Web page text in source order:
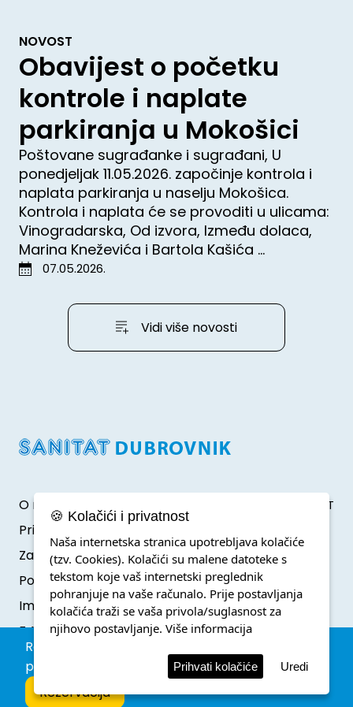
Rezervacija parkinga unutar zone posebnog
prometnog režima.
Rezervacija
NOVOST
Obavijest o početku
kontrole i naplate
parkiranja u Mokošici
Poštovane sugrađanke i sugrađani, U
ponedjeljak 11.05.2026. započinje kontrola i
naplata parkiranja u naselju Mokošica.
Kontrola i naplata će se provoditi u ulicama:
Vinogradarska, Od izvora, Između dolaca,
Marina Kneževića i Bartola Kašića ...
07.05.2026.
Vidi više novosti
O nama
Pristup informacijama
Zaštita osobnih podataka
Politika o kolačićima
Impressum
F.A.Q.
Developed by Klik IT
🍪 Kolačići i privatnost
Naša internetska stranica upotrebljava kolačiće
(tzv. Cookies). Kolačići su malene datoteke s
tekstom koje vaš internetski preglednik
pohranjuje na vaše računalo. Prije postavljanja
kolačića traži se vaša privola/suglasnost za
njihovo postavljanje. Više informacija
Prihvati kolačiće Uredi